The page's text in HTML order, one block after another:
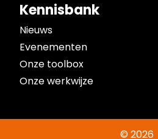
Kennisbank
Nieuws
Evenementen
Onze toolbox
Onze werkwijze
© 2026